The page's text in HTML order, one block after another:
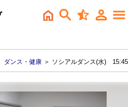
ダンス・健康 ＞ ソシアルダンス(水) 15:45